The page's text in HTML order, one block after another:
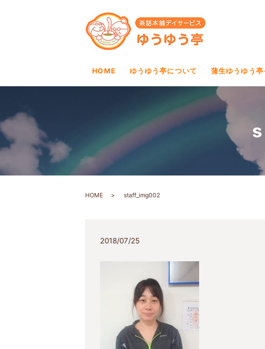
HOME ゆうゆう亭について 蒲生ゆうゆう亭
HOME staff_img002
2018/07/25